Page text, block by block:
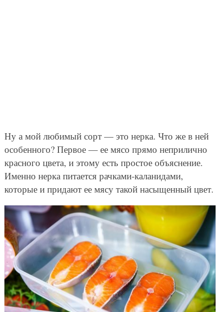
Ну а мой любимый сорт — это нерка. Что же в ней
особенного? Первое — ее мясо прямо неприлично
красного цвета, и этому есть простое объяснение.
Именно нерка питается рачками-каланидами,
которые и придают ее мясу такой насыщенный цвет.